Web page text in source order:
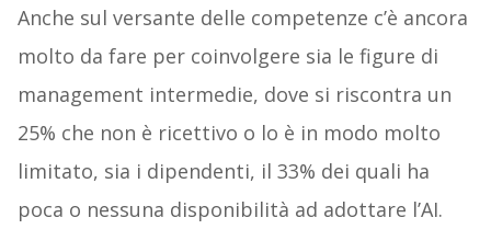
Anche sul versante delle competenze c’è ancora
molto da fare per coinvolgere sia le figure di
management intermedie, dove si riscontra un
25% che non è ricettivo o lo è in modo molto
limitato, sia i dipendenti, il 33% dei quali ha
poca o nessuna disponibilità ad adottare l’AI.